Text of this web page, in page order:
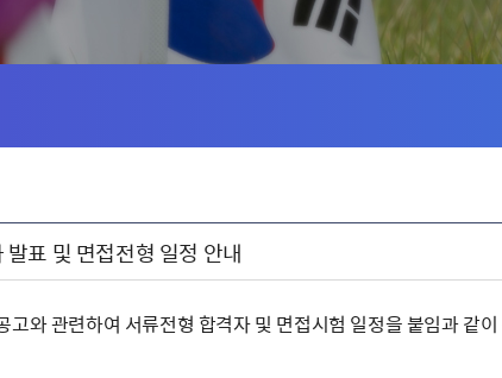
표 및 면접전형 일정 안내
와 관련하여 서류전형 합격자 및 면접시험 일정을 붙임과 같